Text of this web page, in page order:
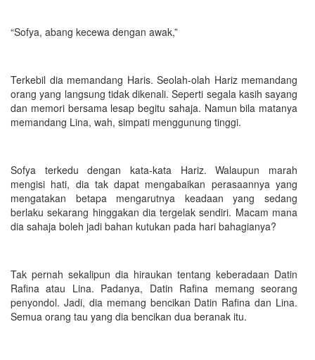
“Sofya, abang kecewa dengan awak,”
Terkebil dia memandang Haris. Seolah-olah Hariz memandang
orang yang langsung tidak dikenali. Seperti segala kasih sayang
dan memori bersama lesap begitu sahaja. Namun bila matanya
memandang Lina, wah, simpati menggunung tinggi.
Sofya terkedu dengan kata-kata Hariz. Walaupun marah
mengisi hati, dia tak dapat mengabaikan perasaannya yang
mengatakan betapa mengarutnya keadaan yang sedang
berlaku sekarang hinggakan dia tergelak sendiri. Macam mana
dia sahaja boleh jadi bahan kutukan pada hari bahagianya?
Tak pernah sekalipun dia hiraukan tentang keberadaan Datin
Rafina atau Lina. Padanya, Datin Rafina memang seorang
penyondol. Jadi, dia memang bencikan Datin Rafina dan Lina.
Semua orang tau yang dia bencikan dua beranak itu.